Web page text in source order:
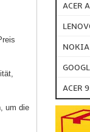
um die
ACER
ACER